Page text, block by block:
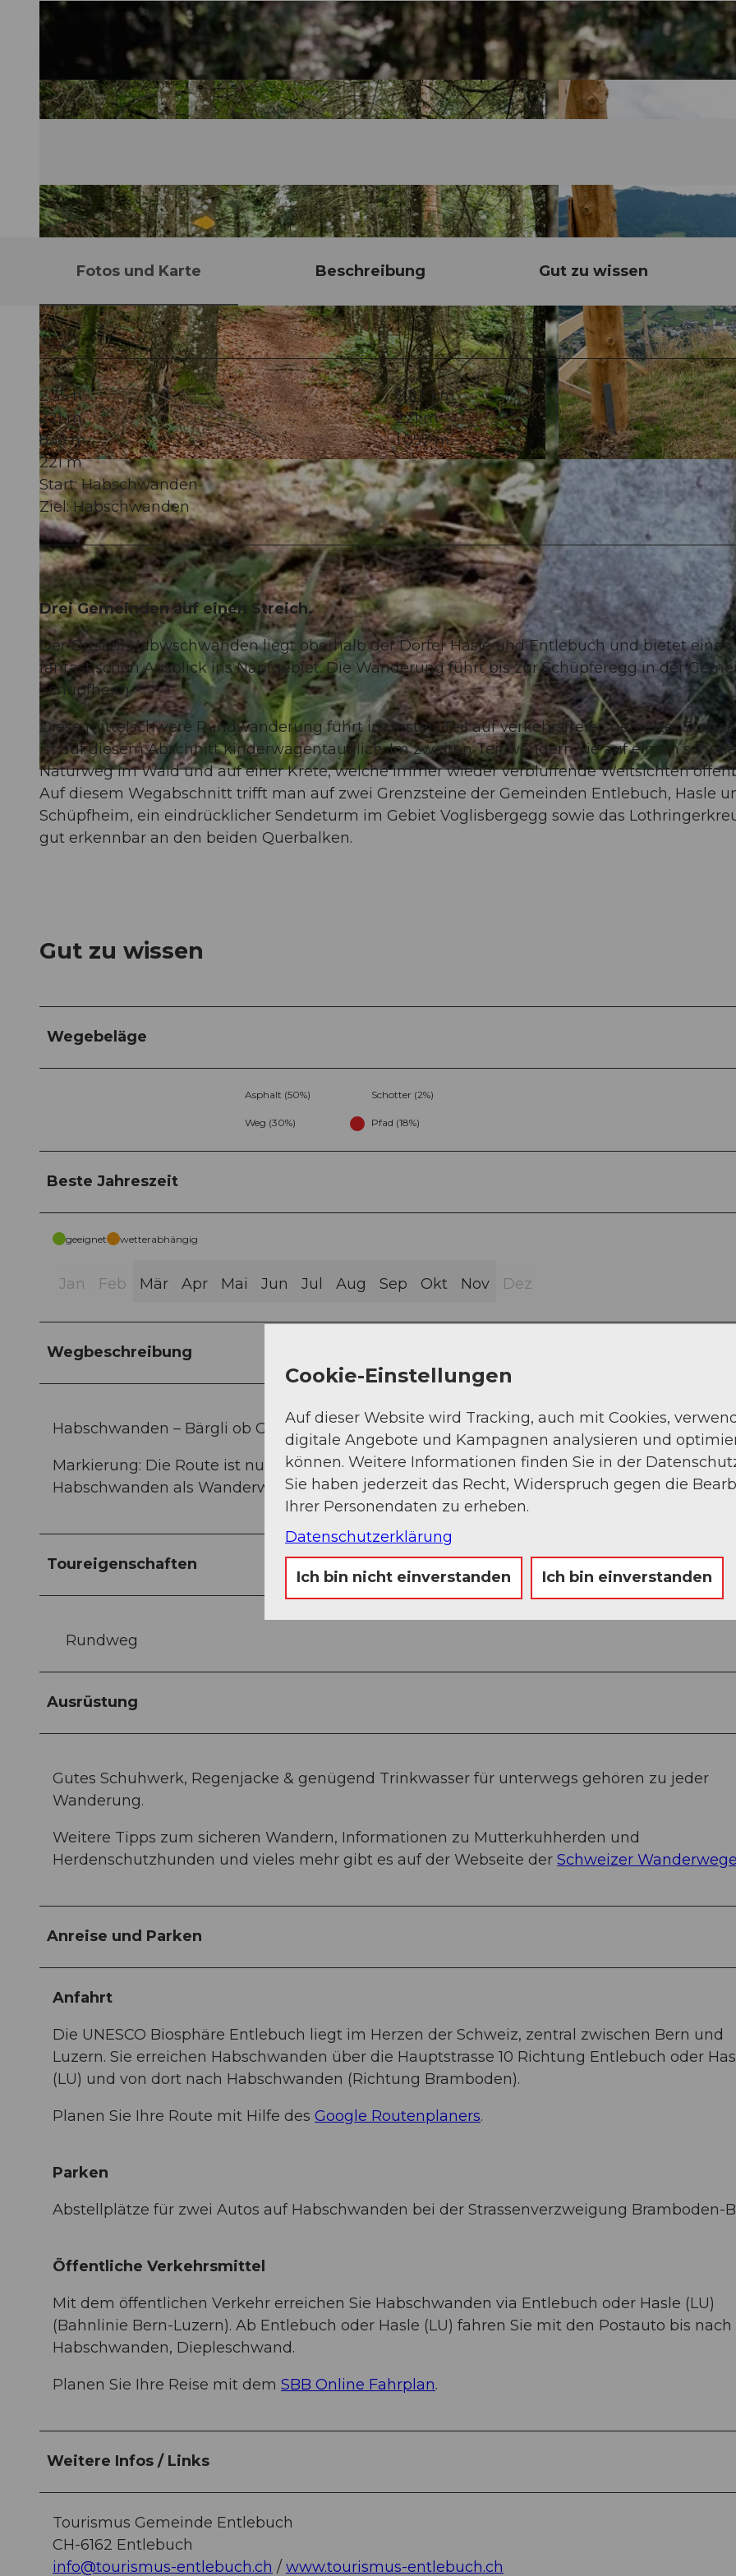
© Richard Portmann, Tourismus Gemeinde Entlebuch, Aurelia Portmann
© Felder Photography, UNESCO Biosphäre Entlebuch © Felder Photography, UNESCO Biosphäre Entlebuch
Fotos und Karte Beschreibung Gut zu wissen
2:35 h
8,83 km
221 m
221 m
836 m
1.057 m
221 m
Start: Habschwanden
Ziel: Habschwanden
Drei Gemeinden auf einen Streich.
Der Ortsteil Habwschwanden liegt oberhalb der Dörfer Hasle und Entlebuch und bietet einen
fantastischen Ausblick ins Napfgebiet. Die Wanderung führt bis zur Schüpferegg in der
Schüpfheim.
Diese mittelschwere Rundwanderung führt im ersten Teil auf verkehrsfreier, geteerter
ist auf diesem Abschnitt kinderwagentauglich. Im zweiten Teil wandern Sie auf einem
Naturweg im Wald und auf einer Krete, welche immer wieder verblüffende Weitsichten
Auf diesem Wegabschnitt trifft man auf zwei Grenzsteine der Gemeinden Entlebuch, Hasle
Schüpfheim, ein eindrücklicher Sendeturm im Gebiet Voglisbergegg sowie das
gut erkennbar an den beiden Querbalken.
Gut zu wissen
Wegebeläge
Asphalt (50%) Schotter (2%)
Weg (30%) Pfad (18%)
Beste Jahreszeit
geeignet wetterabhängig
Jan Feb Mär Apr Mai Jun Jul Aug Sep Okt Nov Dez
Wegbeschreibung
Habschwanden – Bärgli ob Grabe – Schabuzis - Schüpferegg – Voglisbergegg -
Markierung: Die Route ist nur auf dem Weg über die Krete zwischen Schüpferegg und
Habschwanden als Wanderweg markiert.
Toureigenschaften
Rundweg
Ausrüstung
Gutes Schuhwerk, Regenjacke & genügend Trinkwasser für unterwegs gehören zu jeder
Wanderung.
Weitere Tipps zum sicheren Wandern, Informationen zu Mutterkuhherden und
Herdenschutzhunden und vieles mehr gibt es auf der Webseite der Schweizer Wanderwege
Anreise und Parken
Anfahrt
Die UNESCO Biosphäre Entlebuch liegt im Herzen der Schweiz, zentral zwischen Bern und
Luzern. Sie erreichen Habschwanden über die Hauptstrasse 10 Richtung Entlebuch oder
(LU) und von dort nach Habschwanden (Richtung Bramboden).
Planen Sie Ihre Route mit Hilfe des Google Routenplaners.
Parken
Abstellplätze für zwei Autos auf Habschwanden bei der Strassenverzweigung Bramboden-
Öffentliche Verkehrsmittel
Mit dem öffentlichen Verkehr erreichen Sie Habschwanden via Entlebuch oder Hasle (LU)
(Bahnlinie Bern-Luzern). Ab Entlebuch oder Hasle (LU) fahren Sie mit den Postauto bis nach
Habschwanden, Diepleschwand.
Planen Sie Ihre Reise mit dem SBB Online Fahrplan.
Weitere Infos / Links
Tourismus Gemeinde Entlebuch
CH-6162 Entlebuch
info@tourismus-entlebuch.ch / www.tourismus-entlebuch.ch
Cookie-Einstellungen
Auf dieser Website wird Tracking, auch mit Cookies,
digitale Angebote und Kampagnen analysieren und
können. Weitere Informationen finden Sie in der
Sie haben jederzeit das Recht, Widerspruch gegen die
Ihrer Personendaten zu erheben.
Datenschutzerklärung
Ich bin nicht einverstanden Ich bin einverstanden